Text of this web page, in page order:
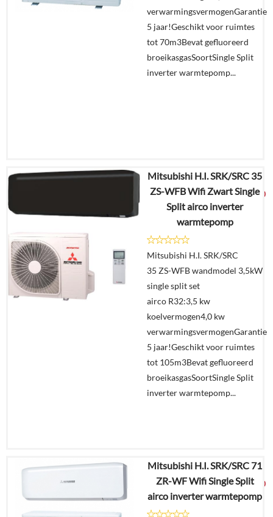
winkelmand
verwarmingsvermogenGarantie
5 jaar!Geschikt voor ruimtes
tot 70m3Bevat gefluoreerd
broeikasgasSoortSingle Split
inverter warmtepomp...
€2.061,84
€1.099,00
Details
Offerte
aanvragen?
Mitsubishi H.I. SRK/SRC 35
ZS-WFB Wifi Zwart Single
Split airco inverter
warmtepomp
Mitsubishi H.I. SRK/SRC
35 ZS-WFB wandmodel 3,5kW
single split set
airco R32:3,5 kw
koelvermogen4,0 kw
verwarmingsvermogenGarantie
5 jaar!Geschikt voor ruimtes
tot 105m3Bevat gefluoreerd
broeikasgasSoortSingle Split
inverter warmtepomp...
€4.435,86
€2.349,00
Mitsubishi H.I. SRK/SRC 71
ZR-WF Wifi Single Split
airco inverter warmtepomp